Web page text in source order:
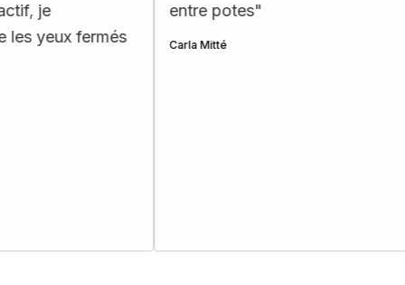
fermés
entre potes"
Carla Mitté